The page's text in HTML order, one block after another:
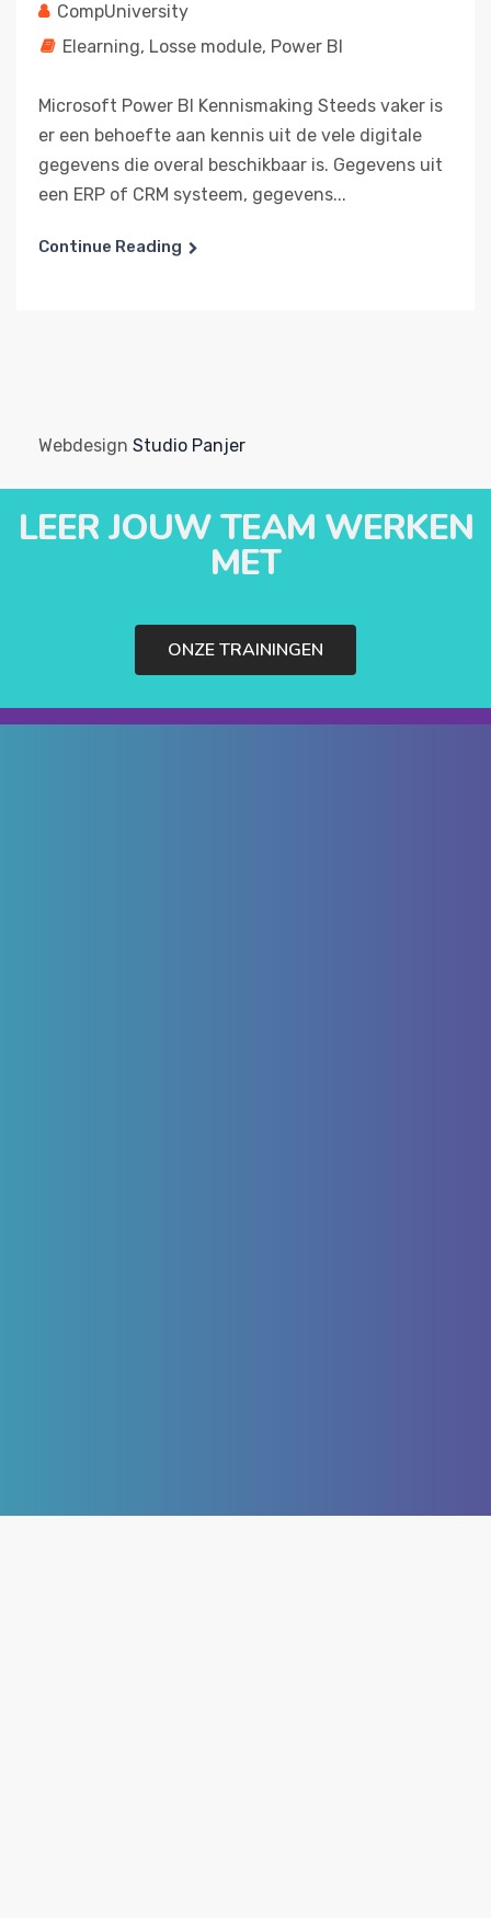
CompUniversity
Elearning, Losse module, Power BI
Microsoft Power BI Kennismaking Steeds vaker is
er een behoefte aan kennis uit de vele digitale
gegevens die overal beschikbaar is. Gegevens uit
een ERP of CRM systeem, gegevens...
Continue Reading
Webdesign Studio Panjer
LEER JOUW TEAM WERKEN
MET
ONZE TRAININGEN